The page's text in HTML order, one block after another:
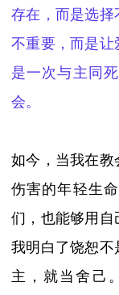
存在 ，而是选
不重要，而是让
是一次与主同
会。
如今，当我在教
伤害的年轻生
们，也能够用自
我明白了饶恕
主，就当舍己。